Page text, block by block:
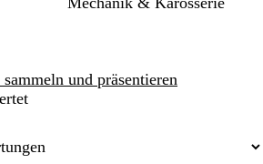
und präsentieren